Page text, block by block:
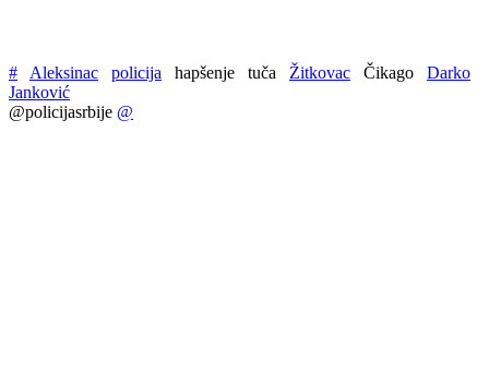
# Aleksinac policija hapšenje tuča Žitkovac Čikago
Darko
Janković
@policijasrbije @